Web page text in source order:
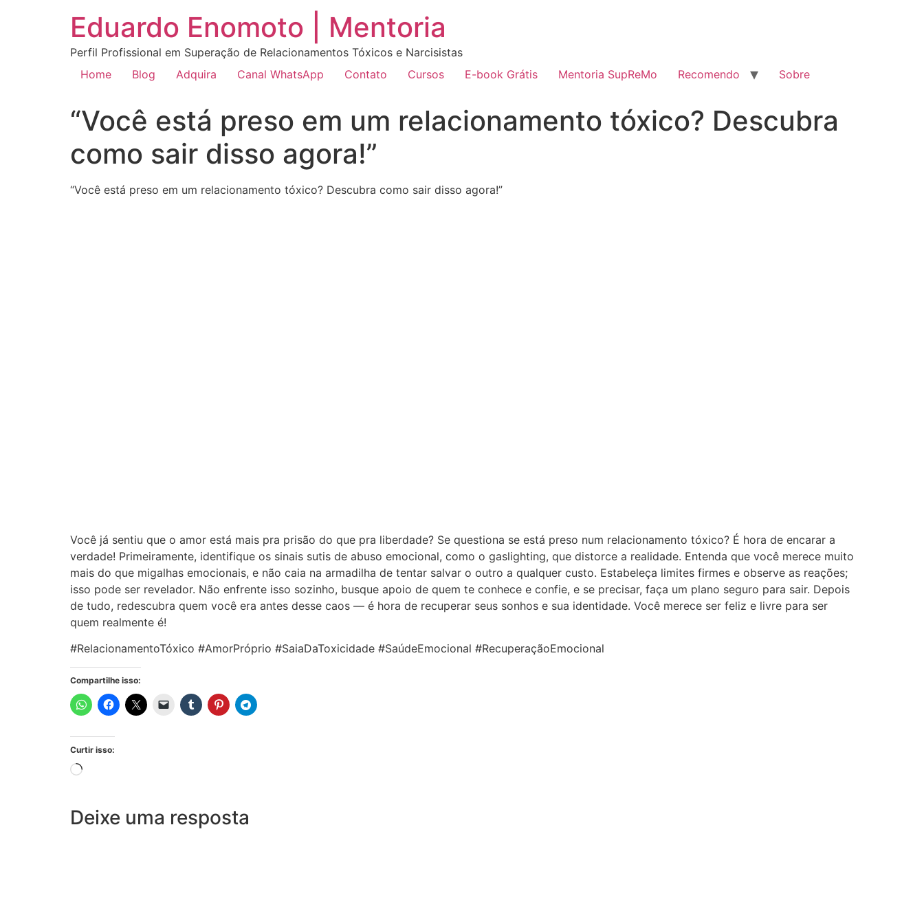
Eduardo Enomoto | Mentoria
Perfil Profissional em Superação de Relacionamentos Tóxicos e Narcisistas
Home
Blog Adquira Canal WhatsApp Contato Cursos E-book Grátis Mentoria SupReMo Recomendo Sobre
“Você está preso em um relacionamento tóxico? Descubra
como sair disso agora!”
“Você está preso em um relacionamento tóxico? Descubra como sair disso agora!”
Você já sentiu que o amor está mais pra prisão do que pra liberdade? Se questiona se está preso num relacionamento tóxico? É hora de encarar a
verdade! Primeiramente, identifique os sinais sutis de abuso emocional, como o gaslighting, que distorce a realidade. Entenda que você merece muito
mais do que migalhas emocionais, e não caia na armadilha de tentar salvar o outro a qualquer custo. Estabeleça limites firmes e observe as reações;
isso pode ser revelador. Não enfrente isso sozinho, busque apoio de quem te conhece e confie, e se precisar, faça um plano seguro para sair. Depois
de tudo, redescubra quem você era antes desse caos — é hora de recuperar seus sonhos e sua identidade. Você merece ser feliz e livre para ser
quem realmente é!
#RelacionamentoTóxico #AmorPróprio #SaiaDaToxicidade #SaúdeEmocional #RecuperaçãoEmocional
Compartilhe isso:
Curtir isso:
Deixe uma resposta